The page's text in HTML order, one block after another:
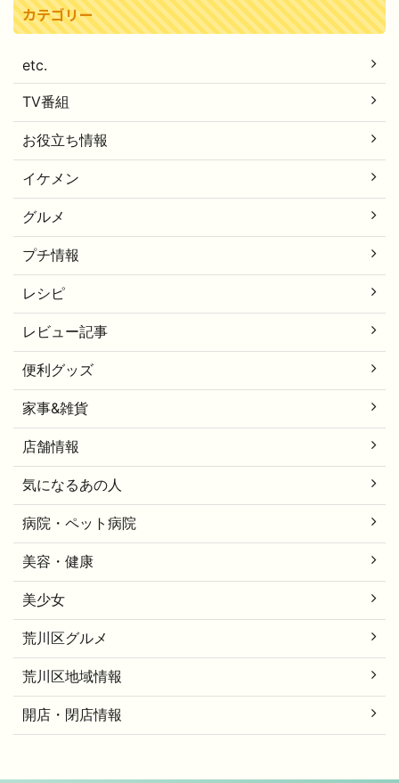
カテゴリー
etc.
TV番組
お役立ち情報
イケメン
グルメ
プチ情報
レシピ
レビュー記事
便利グッズ
家事&雑貨
店舗情報
気になるあの人
病院・ペット病院
美容・健康
美少女
荒川区グルメ
荒川区地域情報
開店・閉店情報